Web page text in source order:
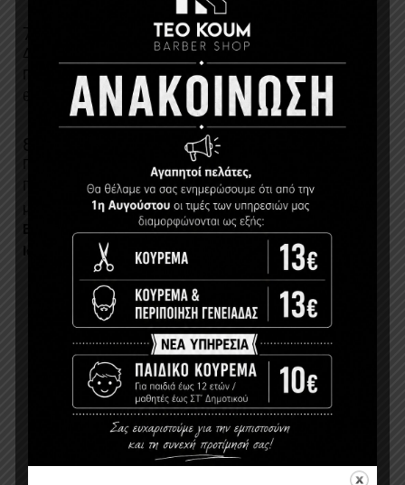
7. Αλλαγές στην Πολιτική Απορρήτου
Διατηρούμε το δικαίωμα τροποποίησης της παρούσας
Πολιτικής Απορρήτου οποιαδήποτε στιγμή. Οι αλλαγές
θα δημοσιεύονται στον ιστότοπο.
8.
Για οποιαδήποτε ερώτηση σχετικά με την παρούσα
Πολιτική Απορρήτου, μπορείτε να επικοινωνείτε μαζί
μας:
Email:
info@teokoumbarber.gr
Ιστότοπος:
www.teokoumbarber.gr